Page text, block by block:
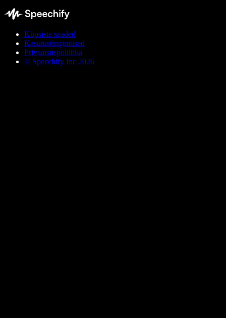
Küpsiste seaded
Kasutustingimused
Privaatsuspoliitika
© Speechify Inc 2026